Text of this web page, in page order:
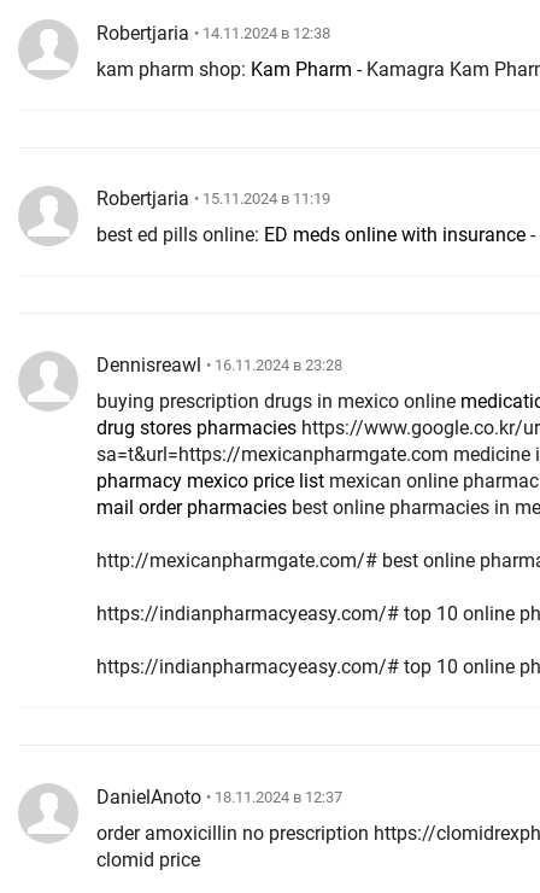
Robertjaria • 14.11.2024 в 12:38
kam pharm shop: Kam Pharm - Kamagra Kam
Robertjaria • 15.11.2024 в 11:19
best ed pills online: ED meds online with insurance
Dennisreawl • 16.11.2024 в 23:28
buying prescription drugs in mexico online
drug stores pharmacies
sa=t&url=https://mexicanpharmgate.com
pharmacy mexico price list mexican online
mail order pharmacies best online pharmacies in
http://mexicanpharmgate.com/# best online
https://indianpharmacyeasy.com/# top 10 online
https://indianpharmacyeasy.com/# top 10 online
DanielAnoto • 18.11.2024 в 12:37
order amoxicillin no prescription https://
clomid price